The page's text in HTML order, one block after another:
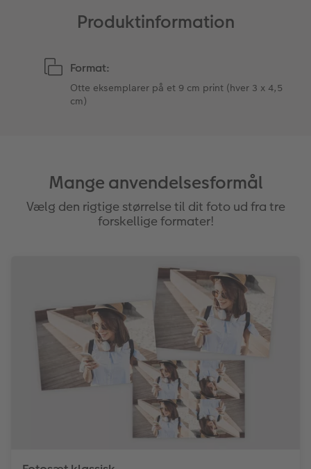
Produktinformation
Format:
Otte eksemplarer på et 9 cm print (hver 3 x 4,5
cm)
Mange anvendelsesformål
Vælg den rigtige størrelse til dit foto ud fra tre
forskellige formater!